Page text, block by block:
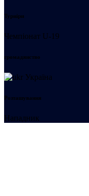
Турніри
Чемпіонат U-19
громадянство
Україна
Розташування
Нападник